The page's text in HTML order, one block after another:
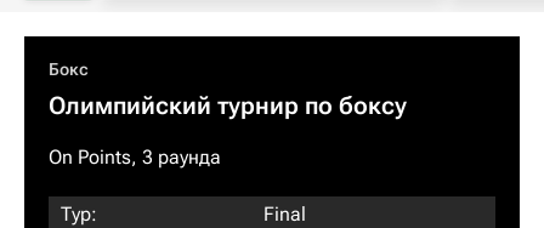
Бокс
Олимпийский турнир по боксу
On Points, 3 раунда
Тур:
Final